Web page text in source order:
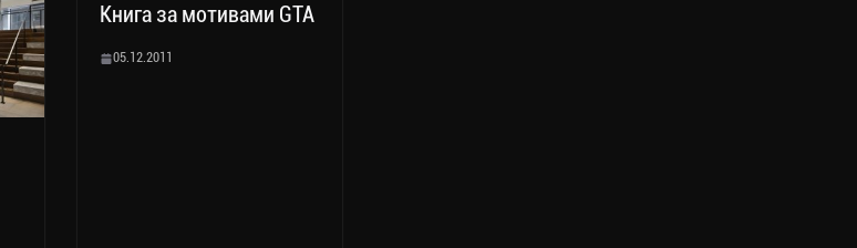
Книга за мотивами GTA
05.12.2011